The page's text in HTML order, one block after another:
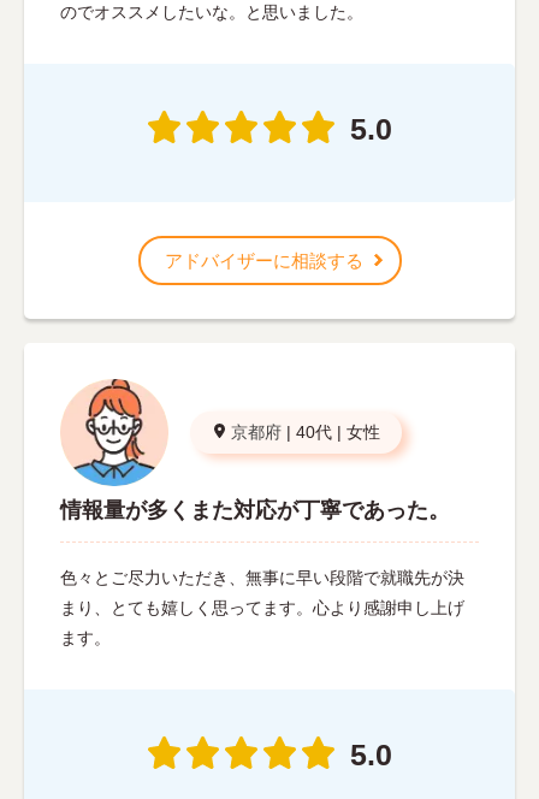
のでオススメしたいな。と思いました。
5.0
アドバイザーに相談する
京都府 | 40代 | 女性
情報量が多くまた対応が丁寧であった。
色々とご尽力いただき、無事に早い段階で就職先が決
まり、とても嬉しく思ってます。心より感謝申し上げ
ます。
5.0